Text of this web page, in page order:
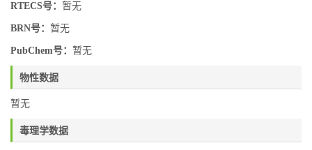
RTECS号： 暂无
BRN号： 暂无
PubChem号： 暂无
物性数据
暂无
毒理学数据